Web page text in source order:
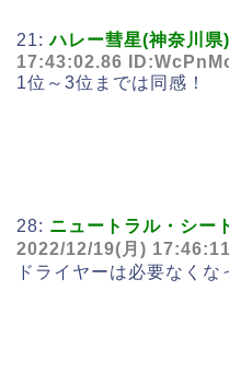
21:ハレー彗星(神奈川県
17:43:02.86
1位～3位までは同感！
28: ニュートラル・シー
2022/12/19(月)
ドライヤーは必要なくな